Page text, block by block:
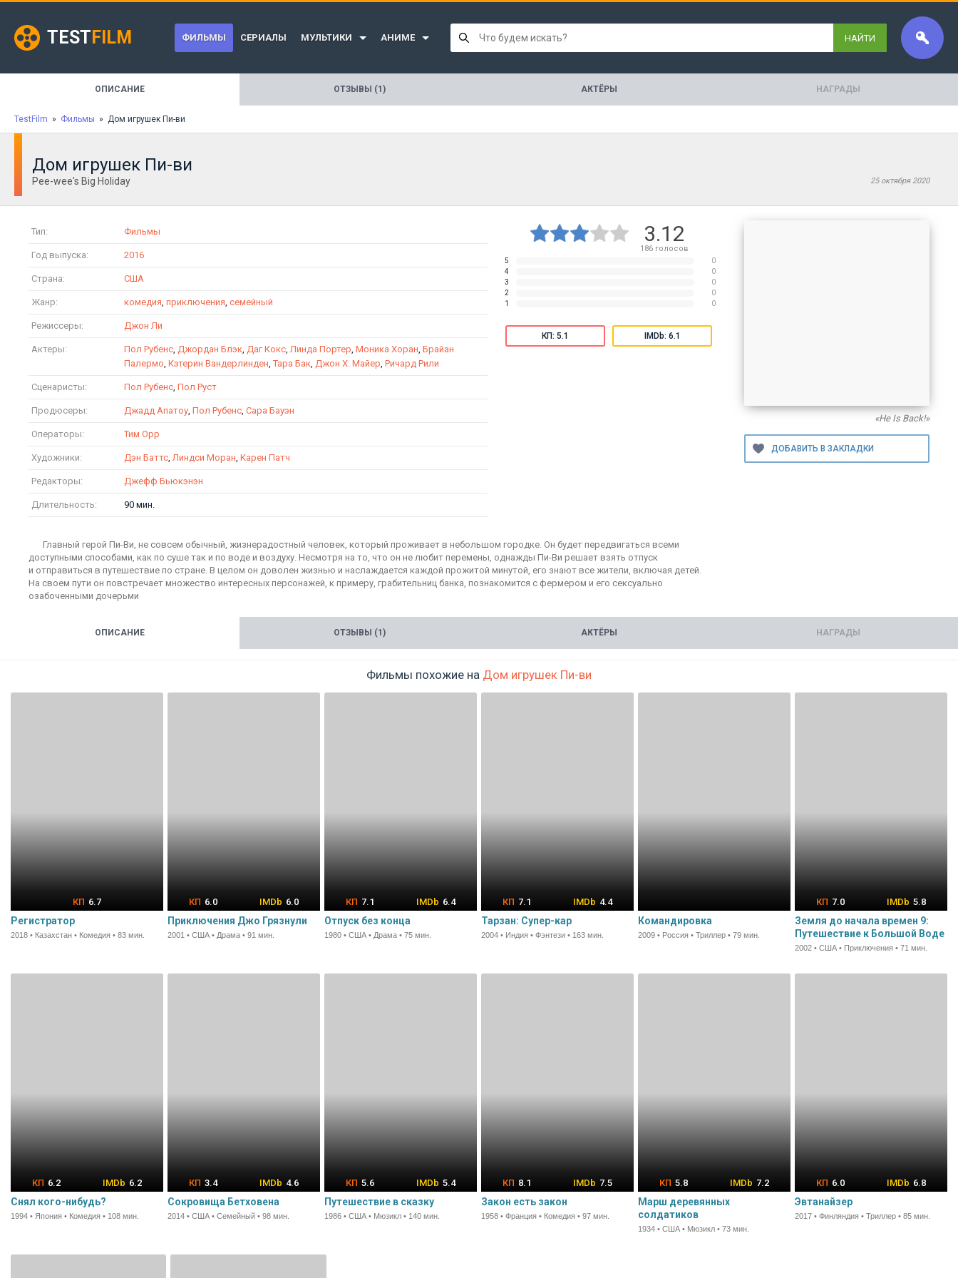
TEST FILM ФИЛЬМЫ СЕРИАЛЫ МУЛЬТИКИ АНИМЕ НАЙТИ
ОПИСАНИЕ ОТЗЫВЫ (1) АКТЁРЫ НАГРАДЫ
TestFilm » Фильмы » Дом игрушек Пи-ви
Дом игрушек Пи-ви
Pee-wee's Big Holiday 25 октября 2020
Тип: Фильмы
Год выпуска: 2016
Страна: США
Жанр: комедия, приключения, семейный
Режиссеры: Джон Ли
Актеры: Пол Рубенс, Джордан Блэк, Даг Кокс, Линда Портер, Моника Хоран, Брайан
Палермо, Кэтерин Вандерлинден,Тара Бак, Джон Х. Майер, Ричард Рили
Сценаристы: Пол Рубенс, Пол Руст
Продюсеры: Джадд Апатоу, Пол Рубенс, Сара Бауэн
Операторы: Тим Орр
Художники: Дэн Баттс, Линдси Моран, Карен Патч
Редакторы: Джефф Бьюкэнэн
Длительность: 90 мин.
3.12
186голосов
5
0
4
0
3
0
2
0
1
0
КП: 5.1 IMDb: 6.1
Главный герой Пи-Ви, не совсем обычный, жизнерадостный человек, который проживает в небольшом городке. Он будет передвигаться всеми
доступными способами, как по суше так и по воде и воздуху. Несмотря на то, что он не любит перемены, однажды Пи-Ви решает взять отпуск
и отправиться в путешествие по стране. В целом он доволен жизнью и наслаждается каждой прожитой минутой, его знают все жители, включая детей.
На своем пути он повстречает множество интересных персонажей, к примеру, грабительниц банка, познакомится с фермером и его сексуально
озабоченными дочерьми
«He Is Back!»
ОПИСАНИЕ ОТЗЫВЫ (1) АКТЁРЫ НАГРАДЫ
Фильмы похожие на Дом игрушек Пи-ви
6.7
Регистратор
2018 • Казахстан • Комедия • 83 мин.
6.0 6.0
Приключения Джо Грязнули
2001 • США • Драма • 91 мин.
7.1 6.4
Отпуск без конца
1980 • США • Драма • 75 мин.
7.1 4.4
Тарзан: Супер-кар
2004 • Индия • Фэнтези • 163 мин.
Командировка
2009 • Россия • Триллер • 79 мин.
7.0 5.8
Земля до начала времен 9:
Путешествие к Большой Воде
2002 • США • Приключения • 71 мин.
6.2 6.2
Снял кого-нибудь?
1994 • Япония • Комедия • 108 мин.
3.4 4.6
Сокровища Бетховена
2014 • США • Семейный • 98 мин.
5.6 5.4
Путешествие в сказку
1986 • США • Мюзикл • 140 мин.
8.1 7.5
Закон есть закон
1958 • Франция • Комедия • 97 мин.
5.8 7.2
Марш деревянных
солдатиков
1934 • США • Мюзикл • 73 мин.
6.0 6.8
Эвтанайзер
2017 • Финляндия • Триллер • 85 мин.